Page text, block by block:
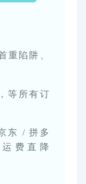
重陷阱、
等所有订
东 / 拼多
费直降